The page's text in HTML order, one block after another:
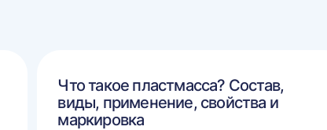
Что такое пластмасса? Состав,
виды, применение, свойства и
маркировка